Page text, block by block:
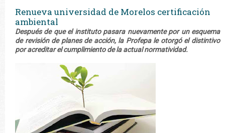
Renueva universidad de Morelos certificación
ambiental
Después de que el instituto pasara nuevamente por un esquema
de revisión de planes de acción, la Profepa le otorgó el distintivo
por acreditar el cumplimiento de la actual normatividad.